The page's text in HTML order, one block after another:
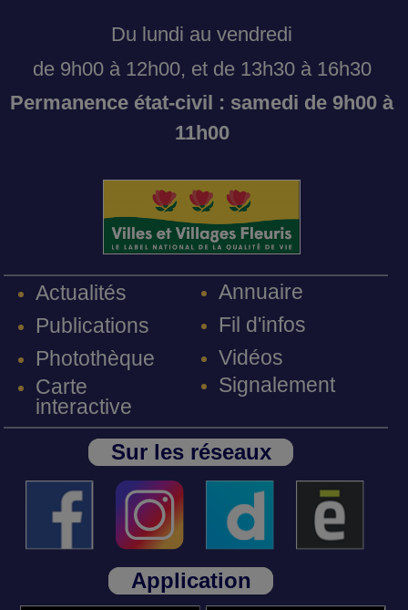
Du lundi au vendredi
de 9h00 à 12h00, et de 13h30 à 16h30
Permanence état-civil : samedi de 9h00 à
11h00
Actualités
Publications
Photothèque
Carte
interactive
Annuaire
Fil d'infos
Vidéos
Signalement
Sur les réseaux
Application